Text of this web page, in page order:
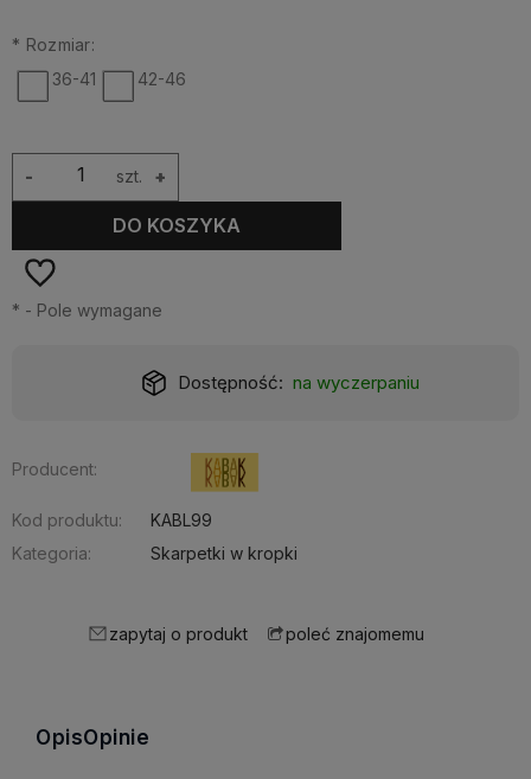
* Rozmiar:
36-41
42-46
szt. +
-
DO KOSZYKA
* - Pole wymagane
Realizacja: 24 godziny
Producent:
Kod produktu:
KABL99
Kategoria:
Skarpetki w kropki
zapytaj o produkt poleć znajomemu
OpisOpinie